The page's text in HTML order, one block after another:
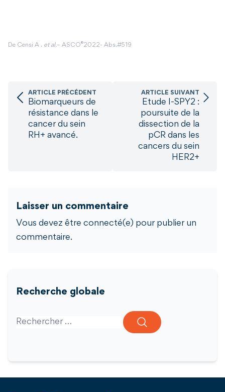
De Censi A . et al.– ASCO®2022- Abs.#519
ARTICLE PRÉCÉDENT
Biomarqueurs de
résistance dans le
cancer du sein
RH+ avancé.
ARTICLE SUIVANT
Etude I-SPY2 :
poursuite de la
dissection de la
pCR dans les
cancers du sein
HER2+
Laisser un commentaire
Vous devez être connecté(e) pour publier un
commentaire.
Recherche globale
Search for: